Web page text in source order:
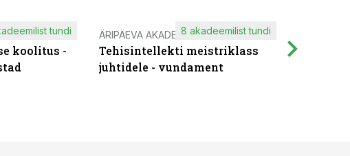
koolitus -
tundi ÄRIPÄEVA AKADEEMIA
Tehisintellekti meistriklass
juhtidele - vundament
8 akadeemilist tundi